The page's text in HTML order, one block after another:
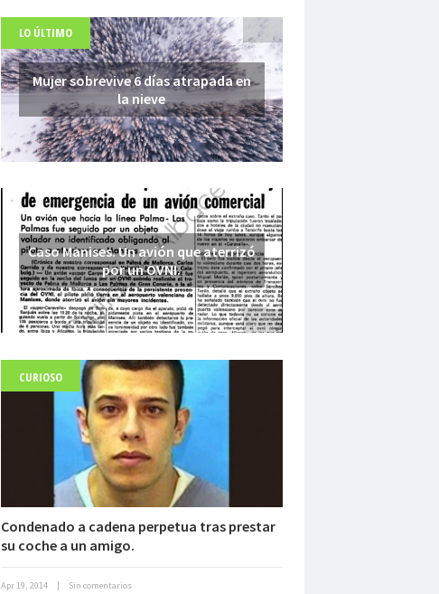
LO ÚLTIMO
Mujer sobrevive 6 días atrapada en
la nieve
Caso Manises. Un avión que aterrizó
por un OVNI.
Fuerte abandonado del siglo XIX
Neuromarketing: el uso de la
CURIOSO
Condenado a cadena perpetua tras prestar
su coche a un amigo.
Apr 19, 2014 | Sin comentarios